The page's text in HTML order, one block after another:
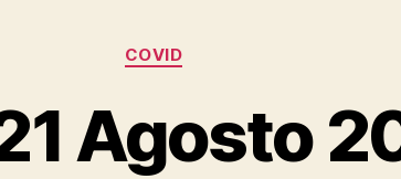
Categorie
COVID
Agosto